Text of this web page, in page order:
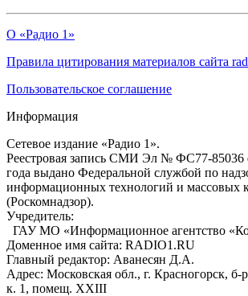
О «Радио 1»
Правила цитирования материалов сайта
Пользовательское соглашение
Информация
Сетевое издание «Радио 1».
Реестровая запись СМИ Эл № ФС77-85036
года выдано Федеральной службой по
информационных технологий и массовых
(Роскомнадзор).
Учредитель:
ГАУ МО «Информационное агентство
Доменное имя сайта: RADIO1.RU
Главный редактор: Аванесян Д.А.
Адрес: Московская обл., г. Красногорск, б-
к. 1, помещ. XXIII